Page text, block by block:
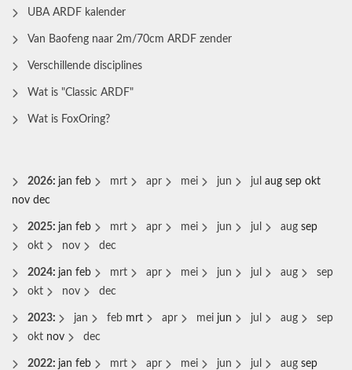
UBA ARDF kalender
Van Baofeng naar 2m/70cm ARDF zender
Verschillende disciplines
Wat is "Classic ARDF"
Wat is FoxOring?
2026: jan feb mrt apr mei jun jul aug sep okt
nov dec
2025: jan feb mrt apr mei jun jul aug sep
okt
nov dec
2024: jan feb mrt apr mei jun jul aug
sep
okt
nov dec
2023: jan feb mrt apr mei jun jul aug
sep
okt nov dec
2022: jan feb mrt apr mei jun jul aug sep